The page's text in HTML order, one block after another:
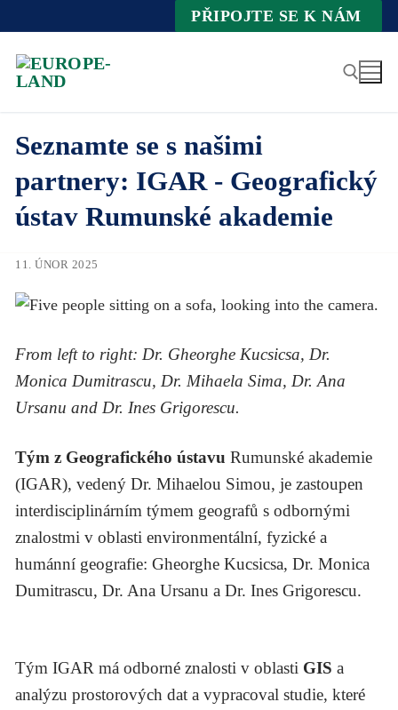
Inhalt
springen
PŘIPOJTE SE K NÁM
Seznamte se s našimi
partnery: IGAR - Geografický
ústav Rumunské akademie
11. ÚNOR 2025
From left to right: Dr. Gheorghe Kucsicsa, Dr.
Monica Dumitrascu, Dr. Mihaela Sima, Dr. Ana
Ursanu and Dr. Ines Grigorescu.
Tým z Geografického ústavu Rumunské akademie
(IGAR), vedený Dr. Mihaelou Simou, je zastoupen
interdisciplinárním týmem geografů s odbornými
znalostmi v oblasti environmentální, fyzické a
humánní geografie: Gheorghe Kucsicsa, Dr. Monica
Dumitrascu, Dr. Ana Ursanu a Dr. Ines Grigorescu.
Tým IGAR má odborné znalosti v oblasti GISa
analýzu prostorových dat a vypracoval studie, které